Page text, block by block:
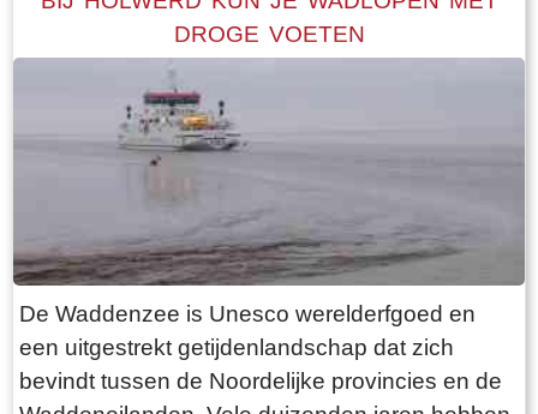
Vanaf de parkeerplaats bij het
bezoekerscentrum loop je via een voetpad van
rode klinkers de terp op. De kerk is helaas dicht,
want deze is aan de binnenkant ook de moeite
waard. Er hangt een aantal historische houten
rouwborden aan de muur. In de huizen brandt
licht en de kachel. Aan de andere kant van de
terp loop je weer naar beneden, nu via voetpad
van gele klinkers. Als je daarna links aanhoudt
kom je gewoon weer uit waar je bent begonnen.
Het is moeilijk voor te stellen dat een dergelijk
terp ooit door mensenhanden is gemaakt.
DROGE VOETEN
De Waddenzee is Unesco werelderfgoed en
een uitgestrekt getijdenlandschap dat zich
bevindt tussen de Noordelijke provincies en de